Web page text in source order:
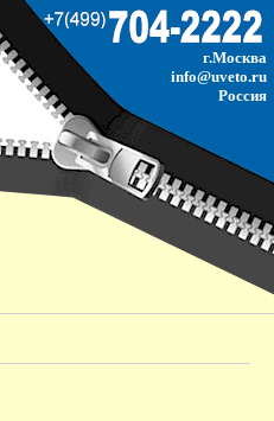
г.Москва
info@uveto.ru
Россия